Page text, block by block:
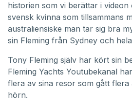
historien som vi berättar i
svensk kvinna som tillsammans
australiensiske man tar sig bra
sin Fleming från Sydney och
Tony Fleming själv har kört sin
Fleming Yachts Youtubekanal
flera av sina resor som gått flera
hörn.